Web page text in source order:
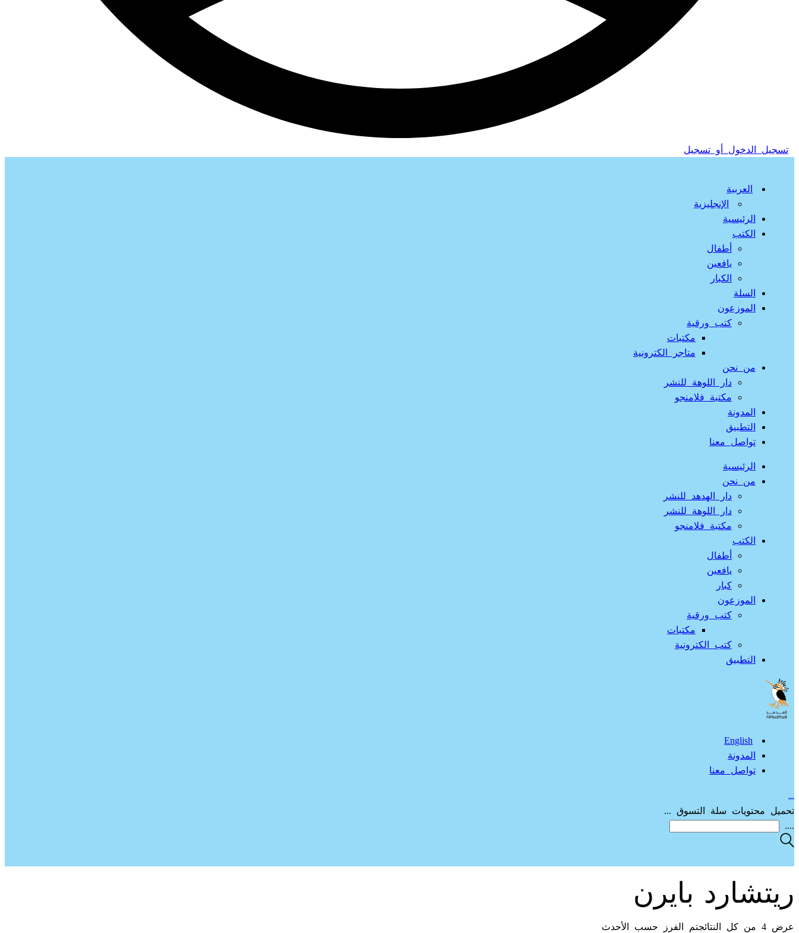
تسجيل الدخول أو تسجيل
العربية
الإنجليزية
الرئيسية
الكتب
أطفال
يافعين
الكبار
السلة
الموزعون
كتب ورقية
مكتبات
متاجر الكترونية
من نحن
دار اللوهة للنشر
مكتبة فلامنجو
المدونة
التطبيق
تواصل معنا
الرئيسية
من نحن
دار الهدهد للنشر
دار اللوهة للنشر
مكتبة فلامنجو
الكتب
أطفال
يافعين
كبار
الموزعون
كتب ورقية
مكتبات
كتب الكترونية
التطبيق
English
المدونة
تواصل معنا
تحميل محتويات سلة التسوق ...
....
ريتشارد بايرن
عرض ⁦4⁩ من كل النتائج تم الفرز حسب الأحدث